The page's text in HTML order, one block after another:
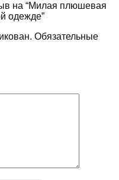
на “Милая плюшевая
одежде”
Обязательные